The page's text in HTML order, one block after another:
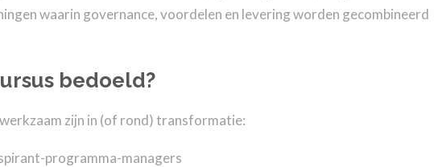
waarin governance, voordelen en levering worden gecombineerd
bedoeld?
zijn in (of rond) transformatie:
programma-managers